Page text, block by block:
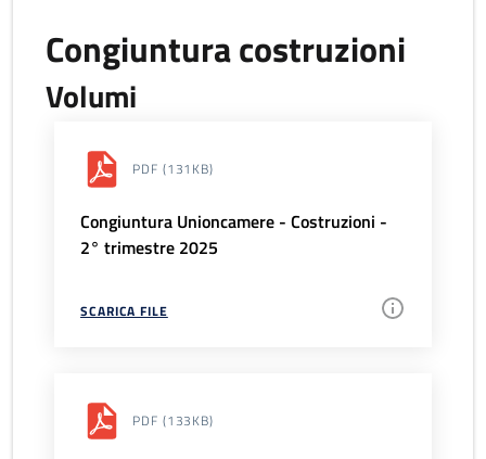
Congiuntura costruzioni
Volumi
PDF (131KB)
Congiuntura Unioncamere - Costruzioni -
2° trimestre 2025
SCARICA FILE
PDF (133KB)